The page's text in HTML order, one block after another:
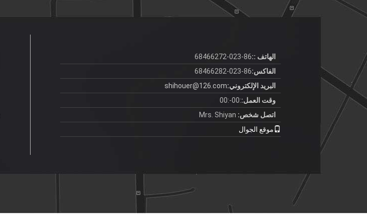
الهاتف ::86-023-68466272
الفاكس:86-023-68466282
البريد الإلكتروني:shihouer@126.com
وقت العمل::00-:00
اتصل شخص:
موقع الجوال